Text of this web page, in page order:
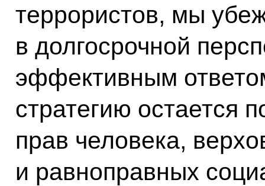
террористов, мы
в долгосрочной
эффективным
стратегию остается
прав человека,
и равноправных